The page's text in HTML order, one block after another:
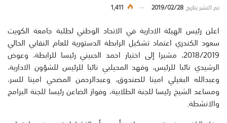
تم النشر بتاريخ2019/02/28
1,411
اعلن رئيس الهيئة الادارية في الاتحاد الوطني لطلبة جامعة الكويت
سعود الكندري اعتماد تشكيل الرابطة الدستورية للعام النقابي الحالي
2018/2019، مشيرا إلى اختيار احمد الحبيني رئيسا للرابطة، وعوض
الرشيدي نائبا للرئيس، وفهد المحيلبي نائبا للرئيس للشؤون الادارية،
وعبدالله البغيلي امينا للصندوق، وعبدالرحمن المضحي امينا للسر،
ومساعد الشيخ رئيسا للجنة الطلابية، وفواز الضاعن رئيسا للجنة البرامج
والانشطة.